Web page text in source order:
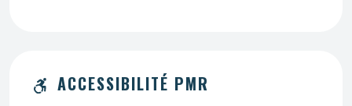
ACCESSIBILITÉ PMR